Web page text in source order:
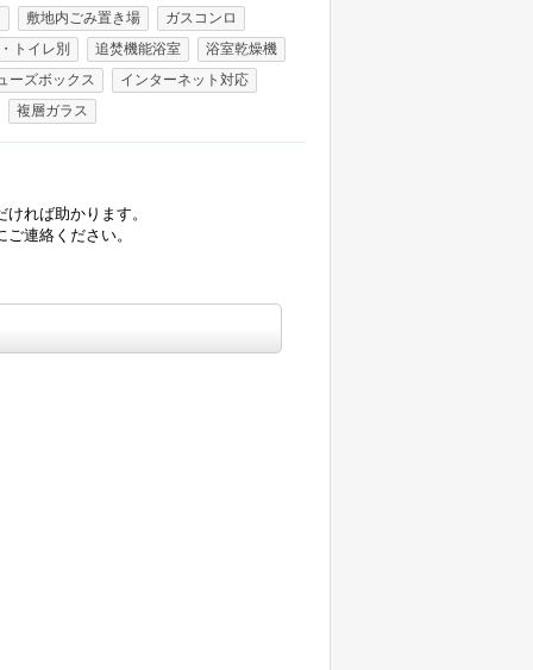
敷地内ごみ置き場
ガスコンロ
トイレ別
追焚機能浴室
浴室乾燥機
ーズボックス
インターネット対応
複層ガラス
れば助かります。
連絡ください。